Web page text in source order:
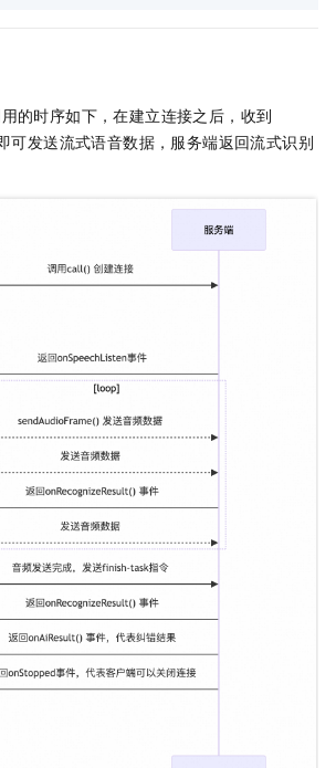
的时序如下，在建立连接之后，收到
可发送流式语音数据，服务端返回流式识别